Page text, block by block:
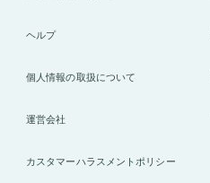
ヘルプ
個人情報の取扱について
運営会社
カスタマーハラスメントポリシー